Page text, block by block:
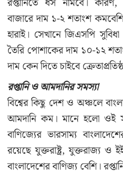
বাজারে দাম ১-২ শতাংশ
হারাই। সেখানে জিএসপি
তৈরি পোশাকের দাম ১০-১২
দাম কেন দিতে চাইবে
রপ্তানি ও আমদানির সমস্যা
বিশ্বের কিছু দেশ ও অঞ্চলে
আমদানি কম। মানে হলো ওই
বাণিজ্যের ভারসাম্য
রয়েছে যুক্তরাষ্ট্র, যুক্তরাজ্য ও
বাংলাদেশের বাণিজ্য বেশি।